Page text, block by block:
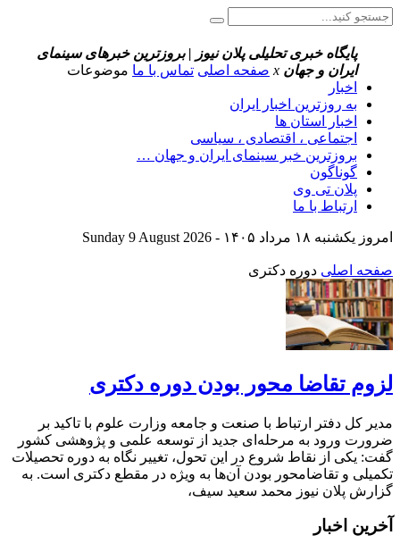
پایگاه خبری تحلیلی پلان نیوز | بروزترین خبرهای سینمای
ایران و جهان x صفحه اصلی تماس با ما موضوعات
اخبار
به روزترین اخبار ایران
اخبار استان ها
اجتماعی ، اقتصادی ، سیاسی
بروزترین خبر سینمای ایران و جهان …
گوناگون
پلان تی وی
ارتباط با ما
امروز یکشنبه ۱۸ مرداد ۱۴۰۵ - Sunday 9 August 2026
صفحه اصلی دوره دکتری
لزوم تقاضا محور بودن دوره دکتری
مدیر کل دفتر ارتباط با صنعت و جامعه وزارت علوم با تاکید بر
ضرورت ورود به مرحله‌ای جدید از توسعه علمی و پژوهشی کشور
گفت: یکی از نقاط شروع در این تحول، تغییر نگاه به دوره تحصیلات
تکمیلی و تقاضامحور بودن آن‌ها به ویژه در مقطع دکتری است. به
گزارش پلان نیوز محمد سعید سیف،
آخرین اخبار